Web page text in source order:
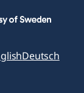
Deutsch